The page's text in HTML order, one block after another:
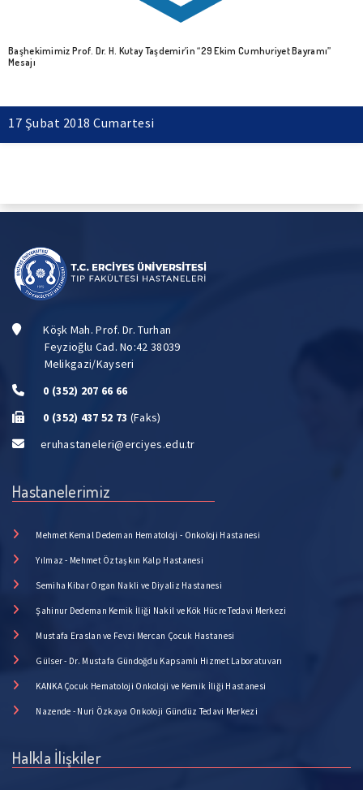
Başhekimimiz Prof. Dr. H. Kutay Taşdemir’in “29 Ekim Cumhuriyet Bayramı”
Mesajı
17 Şubat 2018 Cumartesi
Köşk Mah. Prof. Dr. Turhan
Feyzioğlu Cad. No:42 38039
Melikgazi/Kayseri
0 (352) 207 66 66
0 (352) 437 52 73 (Faks)
eruhastaneleri@erciyes.edu.tr
Hastanelerimiz
Mehmet Kemal Dedeman Hematoloji - Onkoloji Hastanesi
Yılmaz - Mehmet Öztaşkın Kalp Hastanesi
Semiha Kibar Organ Nakli ve Diyaliz Hastanesi
Şahinur Dedeman Kemik İliği Nakil ve Kök Hücre Tedavi Merkezi
Mustafa Eraslan ve Fevzi Mercan Çocuk Hastanesi
Gülser - Dr. Mustafa Gündoğdu Kapsamlı Hizmet Laboratuvarı
KANKA Çocuk Hematoloji Onkoloji ve Kemik İliği Hastanesi
Nazende - Nuri Özkaya Onkoloji Gündüz Tedavi Merkezi
Halkla İlişkiler